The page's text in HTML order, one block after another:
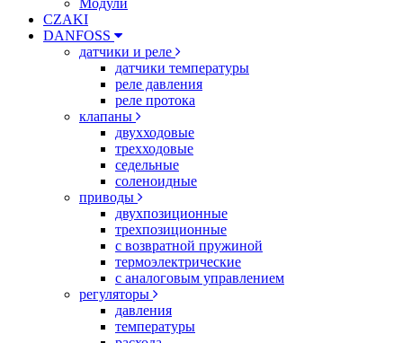
Модули
CZAKI
DANFOSS
датчики и реле
датчики температуры
реле давления
реле протока
клапаны
двухходовые
трехходовые
седельные
соленоидные
приводы
двухпозиционные
трехпозиционные
с возвратной пружиной
термоэлектрические
с аналоговым управлением
регуляторы
давления
температуры